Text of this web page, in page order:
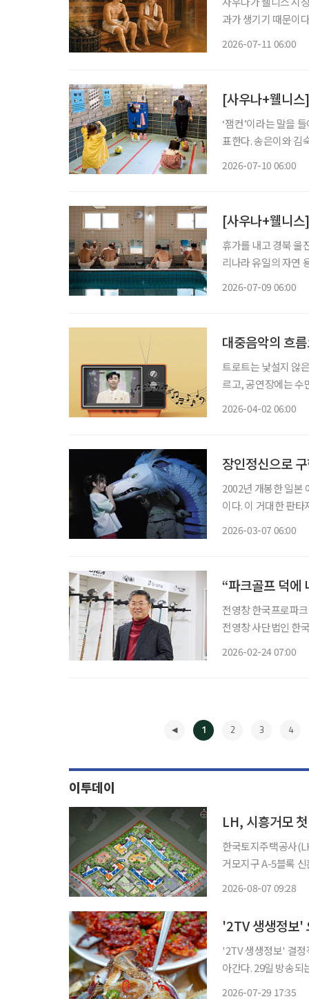
과가 생기기 때문이
2026-07-11 06:00
[사우나+웰니
‘잼컨’이라는 말을
표한다. 송은이와 김
2026-07-10 06:00
[사우나+웰니
휴가를 내고 경북 울
리나라 유일의 자연
2026-07-09 06:00
대중음악의 흐
트로트는 낯설지 않
르고, 공연장에는 수
2026-04-02 06:00
장인정신으로
2002년 개봉한 일본
이다. 이 거대한 판
2026-03-07 06:00
“파크골프 덕에
전영창 한국프로파크골프협회 수석부회장
전영창 사단법인 한
2026-02-24 07:00
1 2 3 4
이투데이
LH, 시흥거모
한국토지주택공사(LH)
거모지구 A-5블록
2026-08-07 09:28
'2TV 생생정보'
아간다. 29일 방송되는 KBS2 '2TV 생생정보'에서는 결정적 한 수 코너를 통해 '장
2026-07-29 17:35